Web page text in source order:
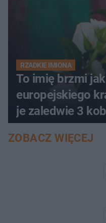
RZADKIE IMIONA
To imię brzmi
europejskiego
je zaledwie 3
ZOBACZ WIĘCEJ